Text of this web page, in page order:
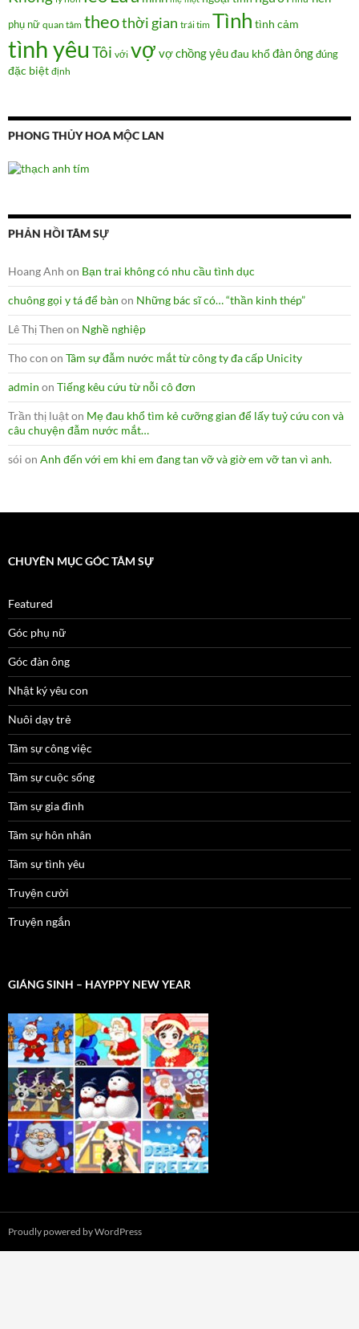
phụ nữ quan tâm theothời gian trái tim Tình tình cảm
tình yêu Tôi với vợ vợ chồngyêuđau khổđàn ôngđúng
đặc biệt định
PHONG THỦY HOA MỘC LAN
PHẢN HỒI TÂM SỰ
Hoang Anh on Bạn trai không có nhu cầu tình dục
chuông gọi y tá để bàn on Những bác sĩ có… “thần kinh thép”
Lê Thị Then on Nghề nghiệp
Tho con on Tâm sự đẫm nước mắt từ công ty đa cấp Unicity
admin on Tiếng kêu cứu từ nỗi cô đơn
Trần thị luậton Mẹ đau khổ tìm kẻ cưỡng gian để lấy tuỷ cứu con và
câu chuyện đẫm nước mắt…
sói on Anh đến với em khi em đang tan vỡ và giờ em vỡ tan vì anh.
CHUYÊN MỤC GÓC TÂM SỰ
Featured
Góc phụ nữ
Góc đàn ông
Nhật ký yêu con
Nuôi dạy trẻ
Tâm sự công việc
Tâm sự cuộc sống
Tâm sự gia đình
Tâm sự hôn nhân
Tâm sự tình yêu
Truyện cười
Truyện ngắn
GIÁNG SINH – HAYPPY NEW YEAR
Proudly powered by WordPress